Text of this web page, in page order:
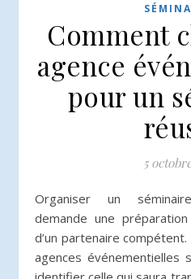
Comment
agence
pour un
5
Organiser un séminaire d’entreprise réussi
demande une
d’un partenaire
agences événementielles